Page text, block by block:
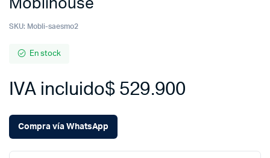
Moblihouse
SKU: Mobli-saesmo2
En stock
$529.900
IVA incluido
Compra vía WhatsApp